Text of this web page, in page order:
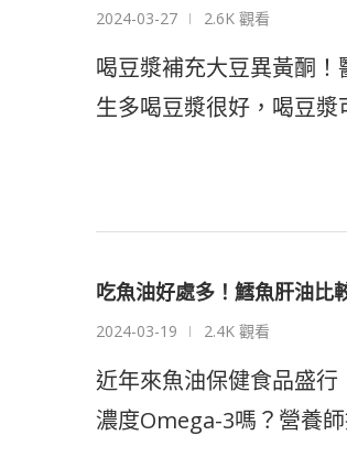
2024-03-27 2.6K 觀看
喝豆漿補充大豆異黃酮
生多喝豆漿很好，喝豆
吃魚油好處多！鱈魚肝油
2024-03-19 2.4K 觀看
近年來魚油保健食品盛
濃度Omega-3嗎？營養